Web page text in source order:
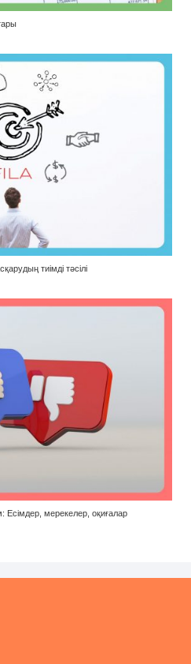
тиімді тәсілі
Есімдер, мерекелер, оқиғалар